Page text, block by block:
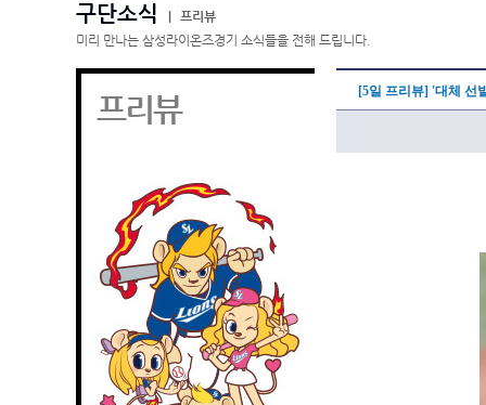
구단소식
프리뷰
미리 만나는 삼성라이온즈경기 소식들을 전해 드립니다.
프리뷰 [5일 프리뷰] '대체 선